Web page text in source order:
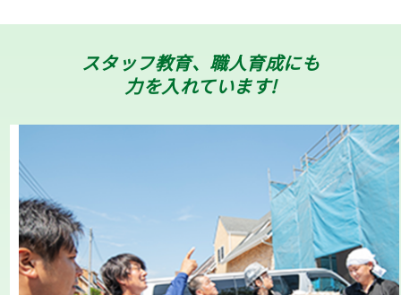
スタッフ教育、職人育成にも
力を入れています!